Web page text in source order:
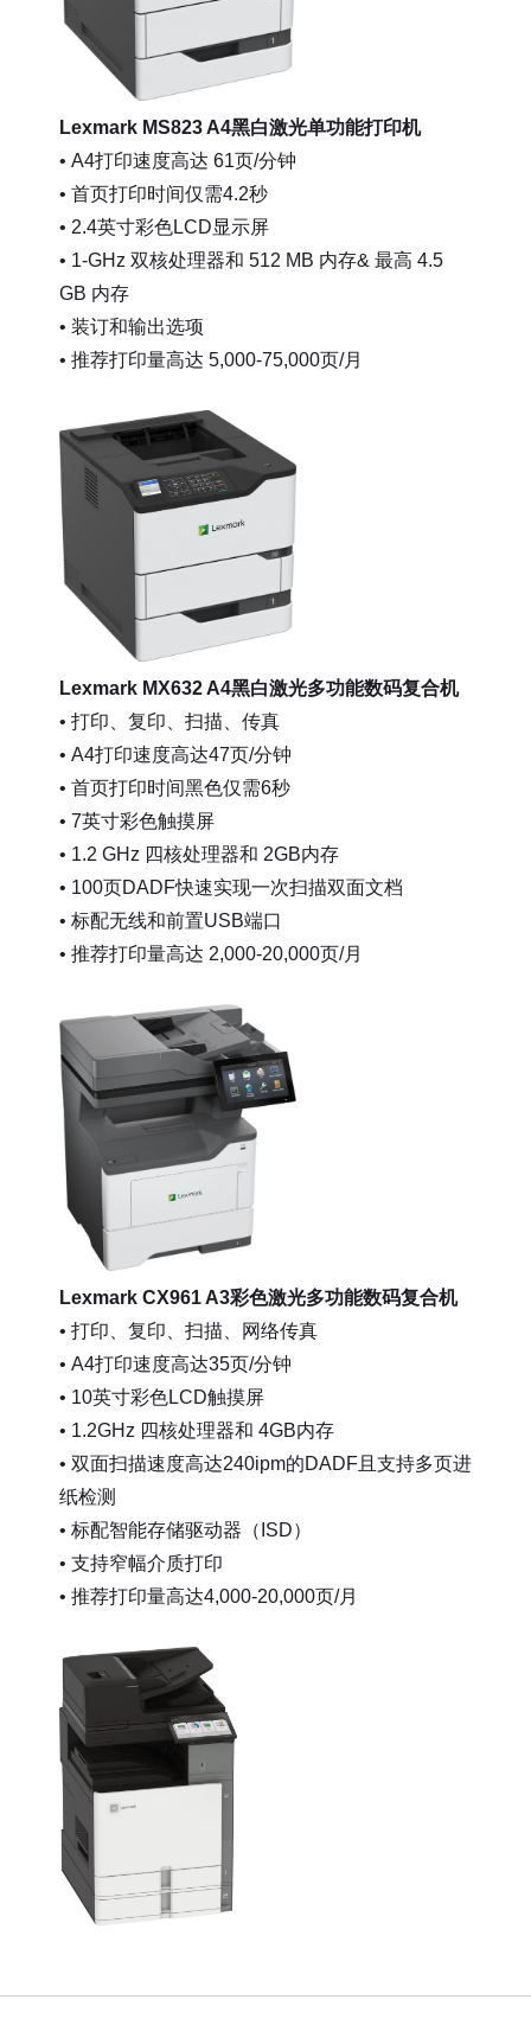
Lexmark MS823 A4黑白激光单功能打印机
• A4打印速度高达 61页/分钟
• 首页打印时间仅需4.2秒
• 2.4英寸彩色LCD显示屏
• 1-GHz 双核处理器和 512 MB 内存& 最高 4.5
GB 内存
• 装订和输出选项
• 推荐打印量高达 5,000-75,000页/月
Lexmark MX632 A4黑白激光多功能数码复合机
• 打印、复印、扫描、传真
• A4打印速度高达47页/分钟
• 首页打印时间黑色仅需6秒
• 7英寸彩色触摸屏
• 1.2 GHz 四核处理器和 2GB内存
• 100页DADF快速实现一次扫描双面文档
• 标配无线和前置USB端口
• 推荐打印量高达 2,000-20,000页/月
Lexmark CX961 A3彩色激光多功能数码复合机
• 打印、复印、扫描、网络传真
• A4打印速度高达35页/分钟
• 10英寸彩色LCD触摸屏
• 1.2GHz 四核处理器和 4GB内存
• 双面扫描速度高达240ipm的DADF且支持多页进
纸检测
• 标配智能存储驱动器（ISD）
• 支持窄幅介质打印
• 推荐打印量高达4,000-20,000页/月